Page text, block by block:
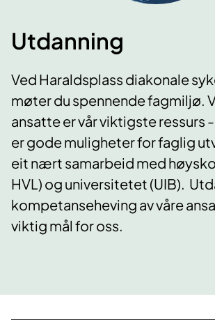
Utdanning
Ved Haraldsplass diakonale
møter du spennende fagmiljø.
ansatte er vår viktigste ressurs
er gode muligheter for faglig
eit nært samarbeid med
HVL) og universitetet (UIB).
kompetanseheving av våre
viktig mål for oss.